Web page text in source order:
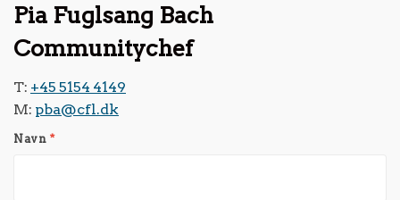
Pia Fuglsang Bach
Communitychef
T: +45 5154 4149
M: pba@cfl.dk
Navn*